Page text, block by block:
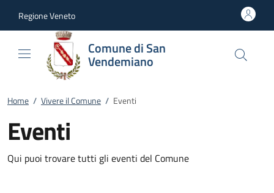
Regione Veneto
Comune di San
Vendemiano
Home / Vivere il Comune / Eventi
Eventi
Qui puoi trovare tutti gli eventi del Comune